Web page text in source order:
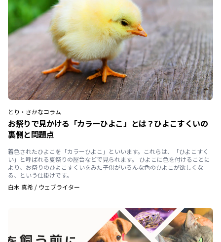
とり・さかなコラム
お祭りで見かける「カラーひよこ」とは？ひよこすくいの
裏側と問題点
着色されたひよこを「カラーひよこ」といいます。これらは、「ひよこすく
い」と呼ばれる夏祭りの屋台などで見られます。 ひよこに色を付けることに
より、お祭りのひよこすくいをみた子供がいろんな色のひよこが欲しくな
る、という仕掛けです。
白木 真希 / ウェブライター